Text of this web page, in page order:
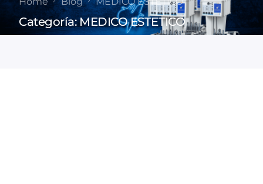
Categoría:MEDICO ESTETICO